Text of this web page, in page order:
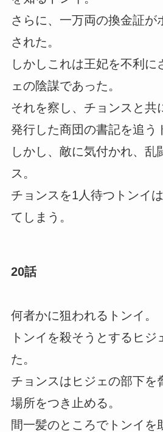
さらに、一万両の換金証が
された。
しかしこれは王妃を不利に
ェの陰謀であった。
それを察し、チョンスと共
発行した商団の書記を追う
しかし、敵に気付かれ、乱
ス。
チョンスを1人待つトンイ
てしまう。
20話
何者かに狙われるトンイ。
トンイを殺そうとするヒジ
た。
チョンスはヒジェの部下を
場所をつき止める。
間一髪のところでトンイを